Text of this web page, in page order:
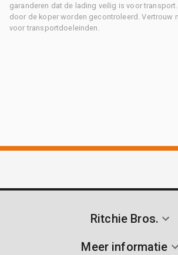
garanderen dat de lading veilig is voor
door de koper worden gecontroleerd. Vertrouw
voor transportdoeleinden.
Ritchie Bros.
Meer informatie